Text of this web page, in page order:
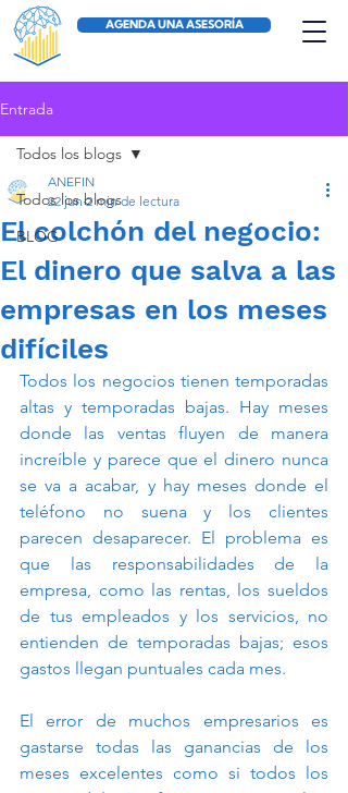
AGENDA UNA ASESORÍA
Entrada
Todos los blogs
BLOG
Todos los blogs
El colchón del negocio:
El dinero que salva a las
empresas en los meses
difíciles
ANEFIN
22 jun 2 min de lectura
Todos los negocios tienen temporadas
altas y temporadas bajas. Hay meses
donde las ventas fluyen de manera
increíble y parece que el dinero nunca
se va a acabar, y hay meses donde el
teléfono no suena y los clientes
parecen desaparecer. El problema es
que las responsabilidades de la
empresa, como las rentas, los sueldos
de tus empleados y los servicios, no
entienden de temporadas bajas; esos
gastos llegan puntuales cada mes.
El error de muchos empresarios es
gastarse todas las ganancias de los
meses excelentes como si todos los